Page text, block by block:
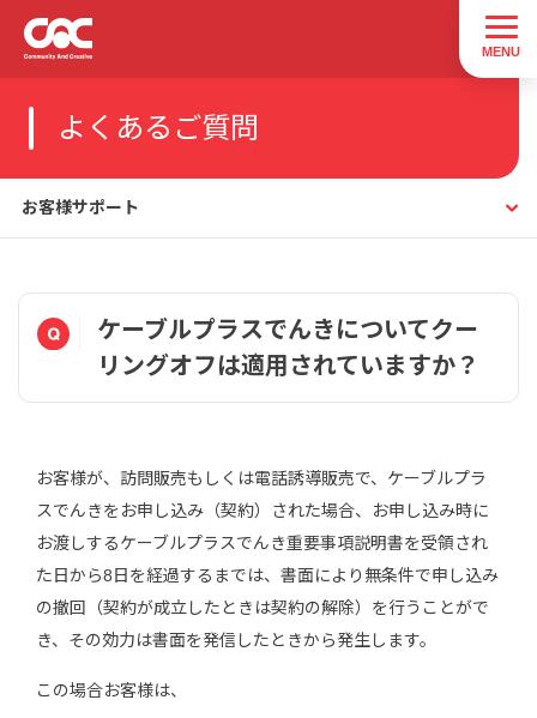
よくあるご質問
お客様サポート
ケーブルプラスでんきについてクー
リングオフは適用されていますか？
お客様が、訪問販売もしくは電話誘導販売で、ケーブルプラ
スでんきをお申し込み（契約）された場合、お申し込み時に
お渡しするケーブルプラスでんき重要事項説明書を受領され
た日から8日を経過するまでは、書面により無条件で申し込み
の撤回（契約が成立したときは契約の解除）を行うことがで
き、その効力は書面を発信したときから発生します。
この場合お客様は、